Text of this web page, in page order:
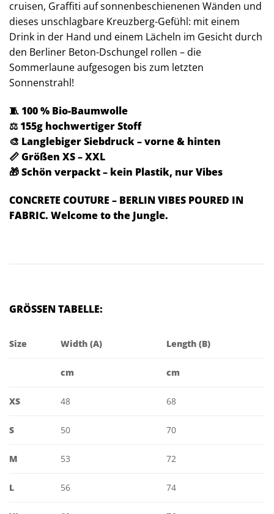
cruisen, Graffiti auf sonnenbeschienenen Wänden und
dieses unschlagbare Kreuzberg-Gefühl: mit einem
Drink in der Hand und einem Lächeln im Gesicht durch
den Berliner Beton-Dschungel rollen – die
Sommerlaune aufgesogen bis zum letzten
Sonnenstrahl!
🧵 100 % Bio-Baumwolle
⚖️ 155g hochwertiger Stoff
🎨 Langlebiger Siebdruck – vorne & hinten
📏 Größen XS – XXL
🎁 Schön verpackt – kein Plastik, nur Vibes
CONCRETE COUTURE – BERLIN VIBES POURED IN
FABRIC. Welcome to the Jungle.
GRÖSSEN TABELLE:
Size Width (A) Length (B)
cm cm
XS 48 68
S 50 70
M 53 72
L 56 74